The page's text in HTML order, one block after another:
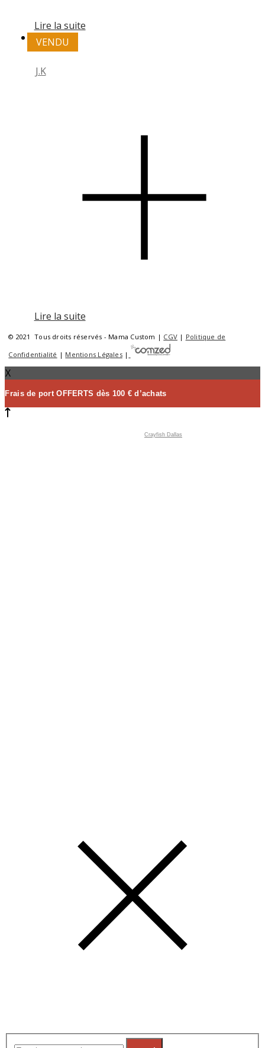
Lire la suite
VENDU
J.K
Lire la suite
© 2021 Tous droits réservés - Mama Custom | CGV| Politique de
Confidentialité | Mentions Légales|
X
Frais de port OFFERTS dès 100 € d’achats
Crayfish Dallas